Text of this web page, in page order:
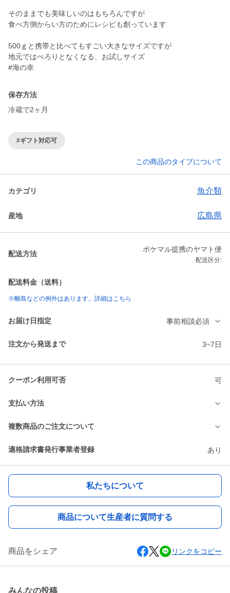
そのままでも美味しいのはもちろんですが
食べ方側からい方のためにレシピも創っています
500ｇと携帯と比べてもすごい大きなサイズですが
地元ではぺろりとなくなる、お試しサイズ
#海の幸
保存方法
冷蔵で2ヶ月
#ギフト対応可
この商品のタイプについて
カテゴリ 魚介類
産地 広島県
配送方法
ポケマル提携のヤマト便
配送区分:
配送料金（送料）
※離島などの例外はあります。詳細はこちら
お届け日指定 事前相談必須
注文から発送まで 3~7日
クーポン利用可否 可
支払い方法
複数商品のご注文について
適格請求書発行事業者登録 あり
私たちについて
商品について生産者に質問する
商品をシェア リンクをコピー
みんなの投稿